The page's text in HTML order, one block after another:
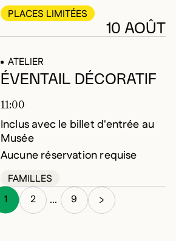
PLACES LIMITÉES
10 AOÛT
ATELIER
ÉVENTAIL DÉCORATIF
11:00
Inclus avec le billet d'entrée au
Musée
Aucune réservation requise
FAMILLES
1
2 ... 9